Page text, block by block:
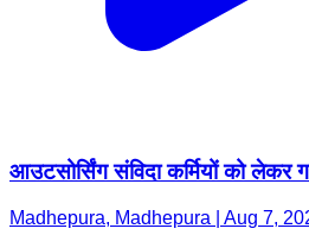
आउटसोर्सिंग संविदा कर्मियों को लेकर